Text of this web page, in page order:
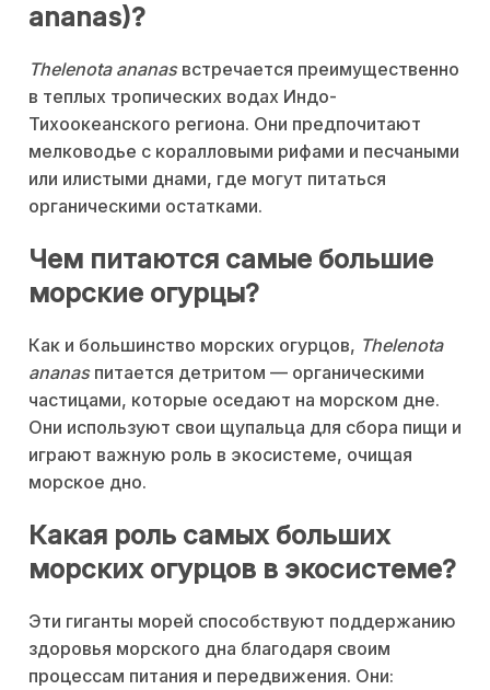
ananas)?
Thelenota ananasвстречается преимущественно
в теплых тропических водах Индо-
Тихоокеанского региона. Они предпочитают
мелководье с коралловыми рифами и песчаными
или илистыми днами, где могут питаться
органическими остатками.
Чем питаются самые большие
морские огурцы?
Как и большинство морских огурцов, Thelenota
ananasпитается детритом — органическими
частицами, которые оседают на морском дне.
Они используют свои щупальца для сбора пищи и
играют важную роль в экосистеме, очищая
морское дно.
Какая роль самых больших
морских огурцов в экосистеме?
Эти гиганты морей способствуют поддержанию
здоровья морского дна благодаря своим
процессам питания и передвижения. Они: